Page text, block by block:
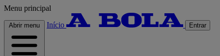
Menu principal
Abrir menu Início Entrar